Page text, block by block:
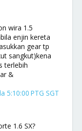
wira 1.5
enjin kereta
gear tp
sangkut)kena
terlebih
&
5:10:00 PTG SGT
1.6 SX?